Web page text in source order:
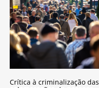
Crítica à criminalização das